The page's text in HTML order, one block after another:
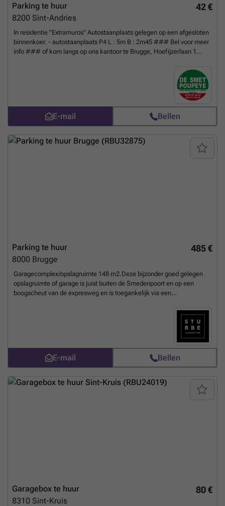
42 €
Parking te huur
8200 Sint-Andries
In residentie "Extramuros" Autostaanplaats gelegen op een afgesloten
binnenkoer. - autostaanplaats P4 L : 5m B : 2m45 ### Bel voor meer
info ### of kom langs op ons kantoor te Brugge, Hoefijzerlaan 1
E-mail Bellen
485 €
Parking te huur
8000 Brugge
Garagecomplex/opslagruimte 148 m2.Deze bijzonder goed gelegen
opslagruimte of garage is juist buiten de Smedenpoort en op een
boogscheut van de expresweg en is toegankelijk via een
E-mail Bellen
80 €
Garagebox te huur
8310 Sint-Kruis